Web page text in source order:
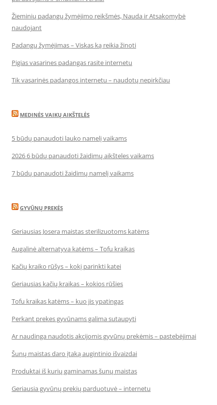
Žieminių padangų žymėjimo reikšmės, Nauda ir Atsakomybė
naudojant
Padangų žymėjimas – Viskas ką reikia žinoti
Pigias vasarines padangas rasite internetu
Tik vasarinės padangos internetu – naudotų nepirkčiau
MEDINĖS VAIKŲ AIKŠTELĖS
5 būdų panaudoti lauko namelį vaikams
2026 6 būdų panaudoti žaidimų aikšteles vaikams
7 būdų panaudoti žaidimų namelį vaikams
GYVŪNŲ PREKĖS
Geriausias Josera maistas sterilizuotoms katėms
Augalinė alternatyva katėms – Tofu kraikas
Kačių kraiko rūšys – kokį parinkti katei
Geriausias kačių kraikas – kokios rūšies
Tofu kraikas katėms – kuo jis ypatingas
Perkant prekes gyvūnams galima sutaupyti
Ar naudinga naudotis akcijomis gyvūnų prekėmis – pastebėjimai
Šunų maistas daro įtaką augintinio išvaizdai
Produktai iš kurių gaminamas šunų maistas
Geriausia gyvūnų prekių parduotuvė – internetu